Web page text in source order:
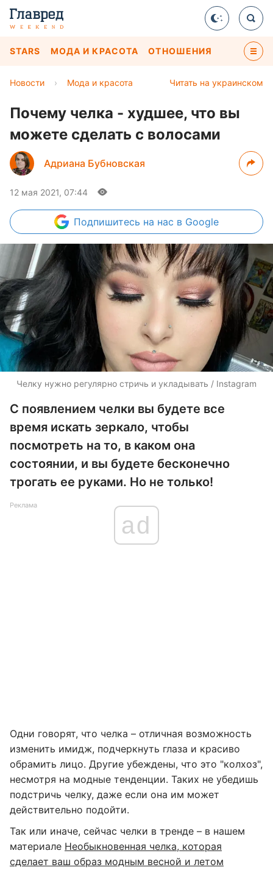
STARS МОДА И КРАСОТА ОТНОШЕНИЯ
Читать на украинском
Новости › Мода и красота
Почему челка - худшее, что вы
можете сделать с волосами
Адриана Бубновская
12 мая 2021, 07:44
Подпишитесь на нас в Google
Челку нужно регулярно стричь и укладывать / Instagram
С появлением челки вы будете все
время искать зеркало, чтобы
посмотреть на то, в каком она
состоянии, и вы будете бесконечно
трогать ее руками. Но не только!
Реклама
ad
Одни говорят, что челка – отличная возможность
изменить имидж, подчеркнуть глаза и красиво
обрамить лицо. Другие убеждены, что это "колхоз",
несмотря на модные тенденции. Таких не убедишь
подстричь челку, даже если она им может
действительно подойти.
Так или иначе, сейчас челки в тренде – в нашем
материале Необыкновенная челка, которая
сделает ваш образ модным весной и летом